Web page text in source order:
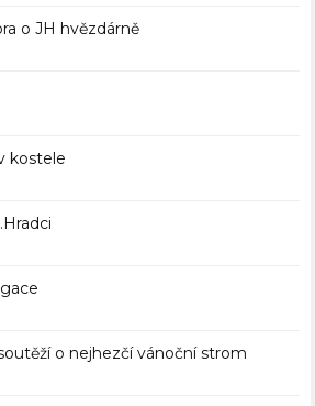
o JH hvězdárně
kostele
o nejhezčí vánoční strom